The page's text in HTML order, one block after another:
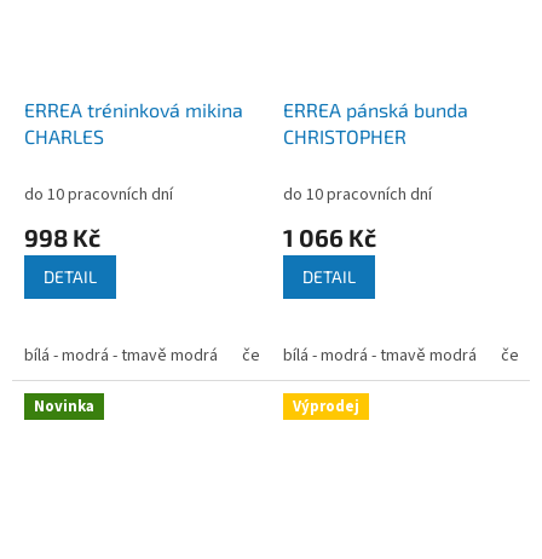
ERREA tréninková mikina
CHARLES
do 10 pracovních dní
998 Kč
DETAIL
bílá - modrá - tmavě modrá červená - černá - bílá zelená - černá -
ERREA pánská bunda
CHRISTOPHER
do 10 pracovních dní
1 066 Kč
DETAIL
bílá - modrá - tmavě modrá
Novinka Výprodej